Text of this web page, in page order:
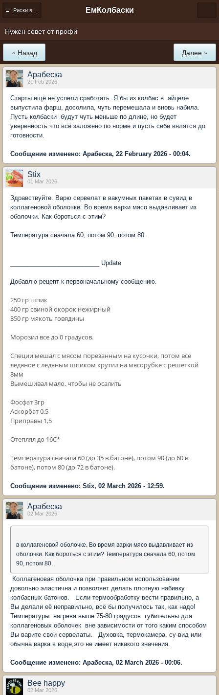
← Риски в домашнем колбасном производстве ЕмКолбаски
Нужен совет от профи
« Назад Далее »
Арабеска
21 Feb 2026
Старты ещё не успели сработать. Я бы из колбас в айцеле
выпустила фарш, досолила, чуть перемешала и вновь набила.
Пусть колбаски будут чуть меньше по длине, но будет
уверенность что всё заложено по норме и пусть себе вялятся до
готовности.
Сообщение изменено: Арабеска, 22 February 2026 - 00:04.
Stix
01 Mar 2026
Здравствуйте. Варю сервелат в вакумных пакетах в сувид в
коллагеновой оболочке. Во время варки мясо выдавливает из
оболочки. Как бороться с этим?
Температура сначала 60, потом 90, потом 80.
__________________________ Update
Добавлю рецепт к первоначальному сообщению.
250 гр шпик
400 гр свиной окорок нежирный
350 гр мякоть говядины
Морозил все до 0 градусов.
Специи мешал с мясом порезанным на кусочки, потом все
ледяное с ледяным шпиком крутил на мясорубке с решеткой
8мм
Вымешивал мало, чтобы не осалить
Фосфат 3гр
Аскорбат 0,5
Приправы 1,5
Отеплял до 16С*
Температура сначала 60 (до 35 в батоне), потом 90 (до 60 в
батоне), потом 80 (до 72 в батоне).
Сообщение изменено: Stix, 02 March 2026 - 12:59.
Арабеска
02 Mar 2026
в коллагеновой оболочке. Во время варки мясо выдавливает из
оболочки. Как бороться с этим? Температура сначала 60, потом
90, потом 80.
Коллагеновая оболочка при правильном использовании
довольно эластична и позволяет делать плотную набивку
колбасных батонов. Если термообработку вести правильно, а
Вы делали её неправильно, всё бы получилось так, как надо!
Температуры нагрева выше 75-80 градусов губительны для
коллагеновых оболочек вне зависимости от того каким способом
Вы варите свои сервелаты. Духовка, термокамера, су-вид или
обычна варка в воде,это не имеет никакого значения.
Сообщение изменено: Арабеска, 02 March 2026 - 00:06.
Bee happy
02 Mar 2026